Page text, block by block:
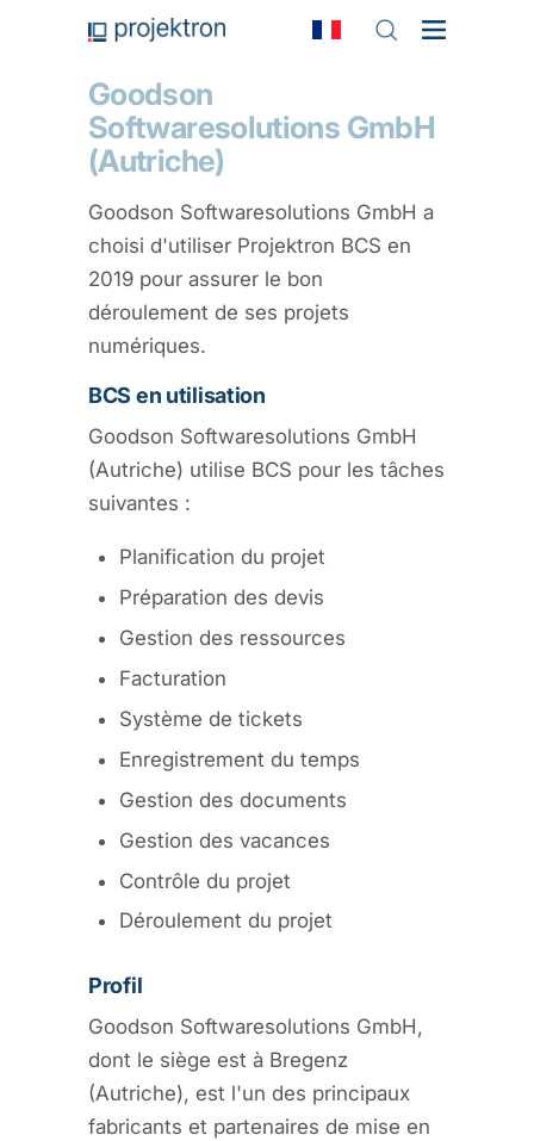
Goodson
Softwaresolutions GmbH
(Autriche)
Goodson Softwaresolutions GmbH a
choisi d'utiliser Projektron BCS en
2019 pour assurer le bon
déroulement de ses projets
numériques.
BCS en utilisation
Goodson Softwaresolutions GmbH
(Autriche) utilise BCS pour les tâches
suivantes :
Planification du projet
Préparation des devis
Gestion des ressources
Facturation
Système de tickets
Enregistrement du temps
Gestion des documents
Gestion des vacances
Contrôle du projet
Déroulement du projet
Profil
Goodson Softwaresolutions GmbH,
dont le siège est à Bregenz
(Autriche), est l'un des principaux
fabricants et partenaires de mise en